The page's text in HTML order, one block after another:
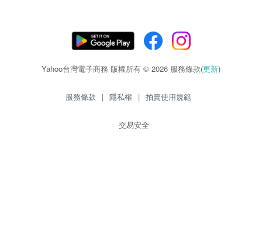
Yahoo台灣電子商務 版權所有 © 2026 服務條款(更新)
服務條款 | 隱私權 | 拍賣使用規範
交易安全